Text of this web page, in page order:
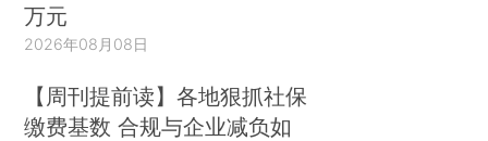
万元
2026年08月08日
【周刊提前读】各地狠抓社保
缴费基数 合规与企业减负如